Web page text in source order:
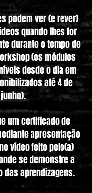
podem ver (e rever)
quando lhes for
durante o tempo de
(os módulos
desde o dia em
até 4 de
junho).
um certificado de
apresentação
vídeo feito pelo(a)
se demonstre a
das aprendizagens.